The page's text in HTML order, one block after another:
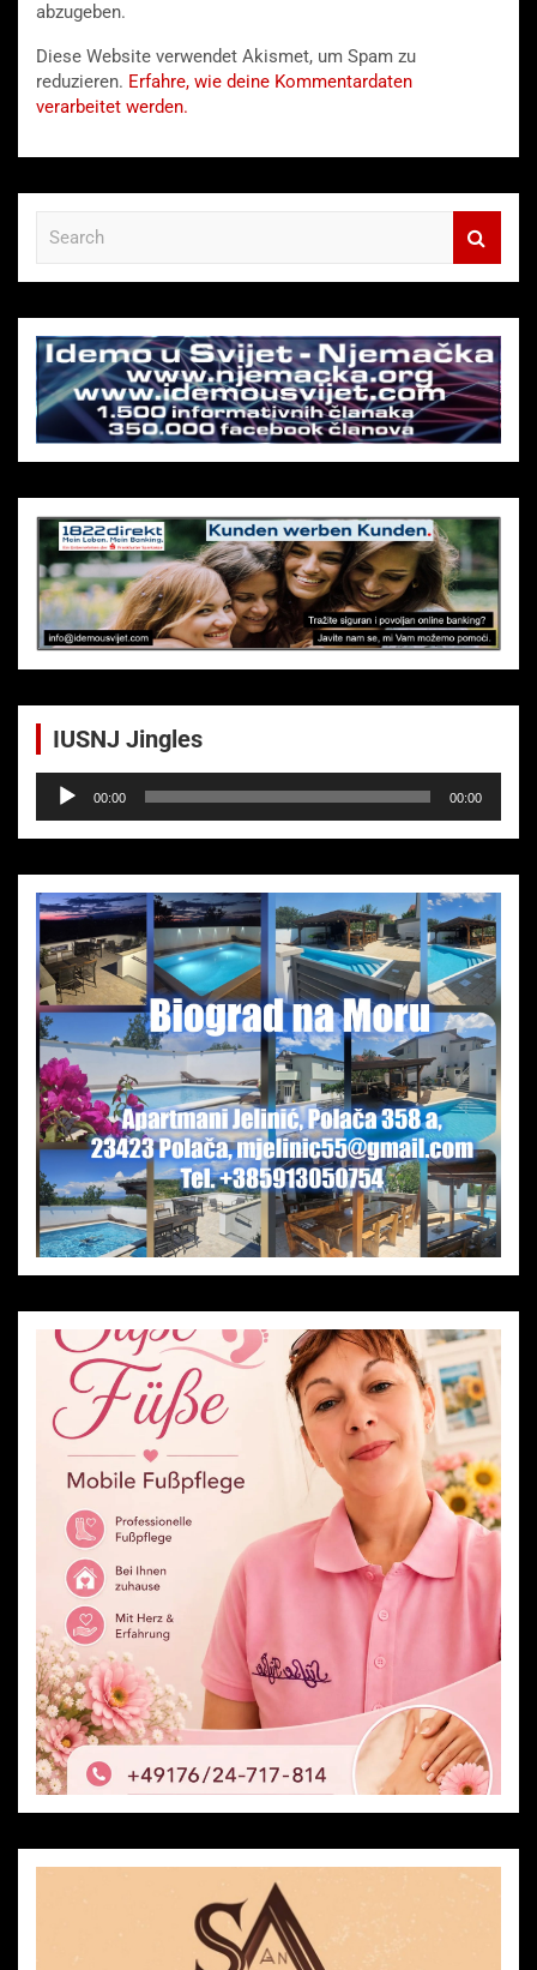
abzugeben.
Diese Website verwendet Akismet, um Spam zu
reduzieren. Erfahre, wie deine Kommentardaten
verarbeitet werden.
c
h
IUSNJ Jingles
Audio-
Player
00:00 00:00